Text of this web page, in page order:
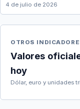
4 de julio de 2026
OTROS
Valores
hoy
Dólar, euro y unidades